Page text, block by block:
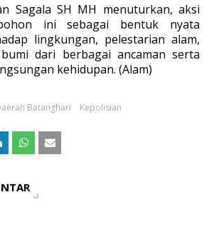
Sagala SH MH menuturkan, aksi
ini sebagai bentuk nyata
lingkungan, pelestarian alam,
dari berbagai ancaman serta
kehidupan. (Alam)
Batanghari Kepolisian